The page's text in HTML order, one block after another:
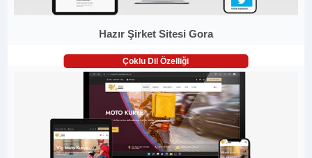
Hazır Şirket Sitesi Gora
Çoklu Dil Özelliği